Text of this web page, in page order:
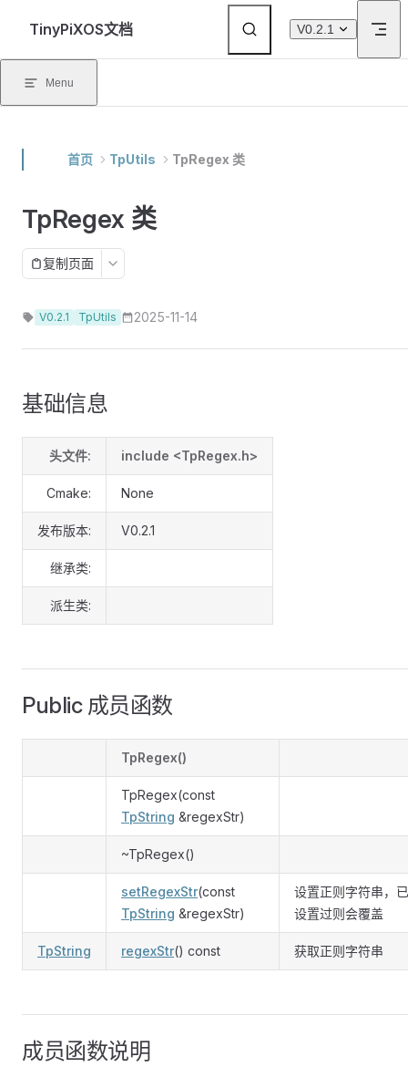
Skip to content
TinyPiXOS文档 V0.2.1
Menu
首页 TpUtils TpRegex 类
TpRegex 类
复制页面
V0.2.1 TpUtils 2025-11-14
基础信息
头文件: include <TpRegex.h>
Cmake: None
发布版本: V0.2.1
继承类:
派生类:
Public 成员函数
TpRegex()
TpRegex(const
TpString &regexStr)
~TpRegex()
setRegexStr(const
TpString &regexStr)
设置正则字符串，已
设置过则会覆盖
TpString regexStr() const 获取正则字符串
成员函数说明